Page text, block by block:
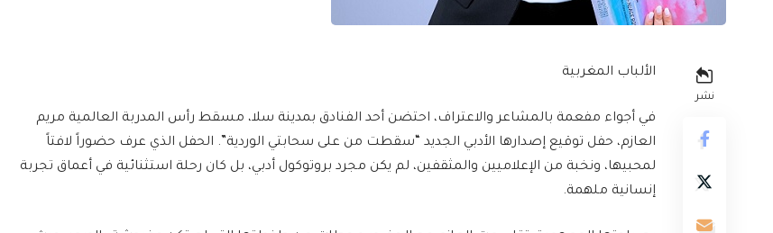
نشر
الألباب المغربية
في أجواء مفعمة بالمشاعر والاعتراف، احتضن أحد الفنادق بمدينة سلا، مسقط رأس المدربة العالمية مريم
العازم، حفل توقيع إصدارها الأدبي الجديد “سقطت من على سحابتي الوردية”. الحفل الذي عرف حضوراً لافتاً
لمحبيها، ونخبة من الإعلاميين والمثقفين، لم يكن مجرد بروتوكول أدبي، بل كان رحلة استثنائية في أعماق تجربة
إنسانية ملهمة.